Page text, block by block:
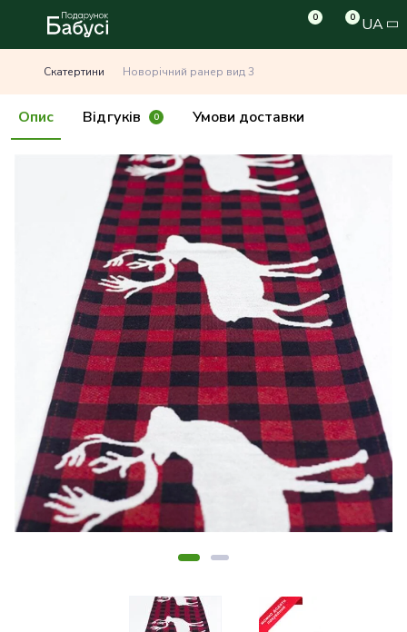
0 0 UA
Скатертини Новорічний ранер вид 3
Опис Відгуків 0 Умови доставки